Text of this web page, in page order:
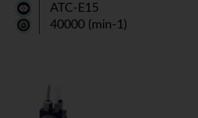
ATC-E15
40000 (min-1)